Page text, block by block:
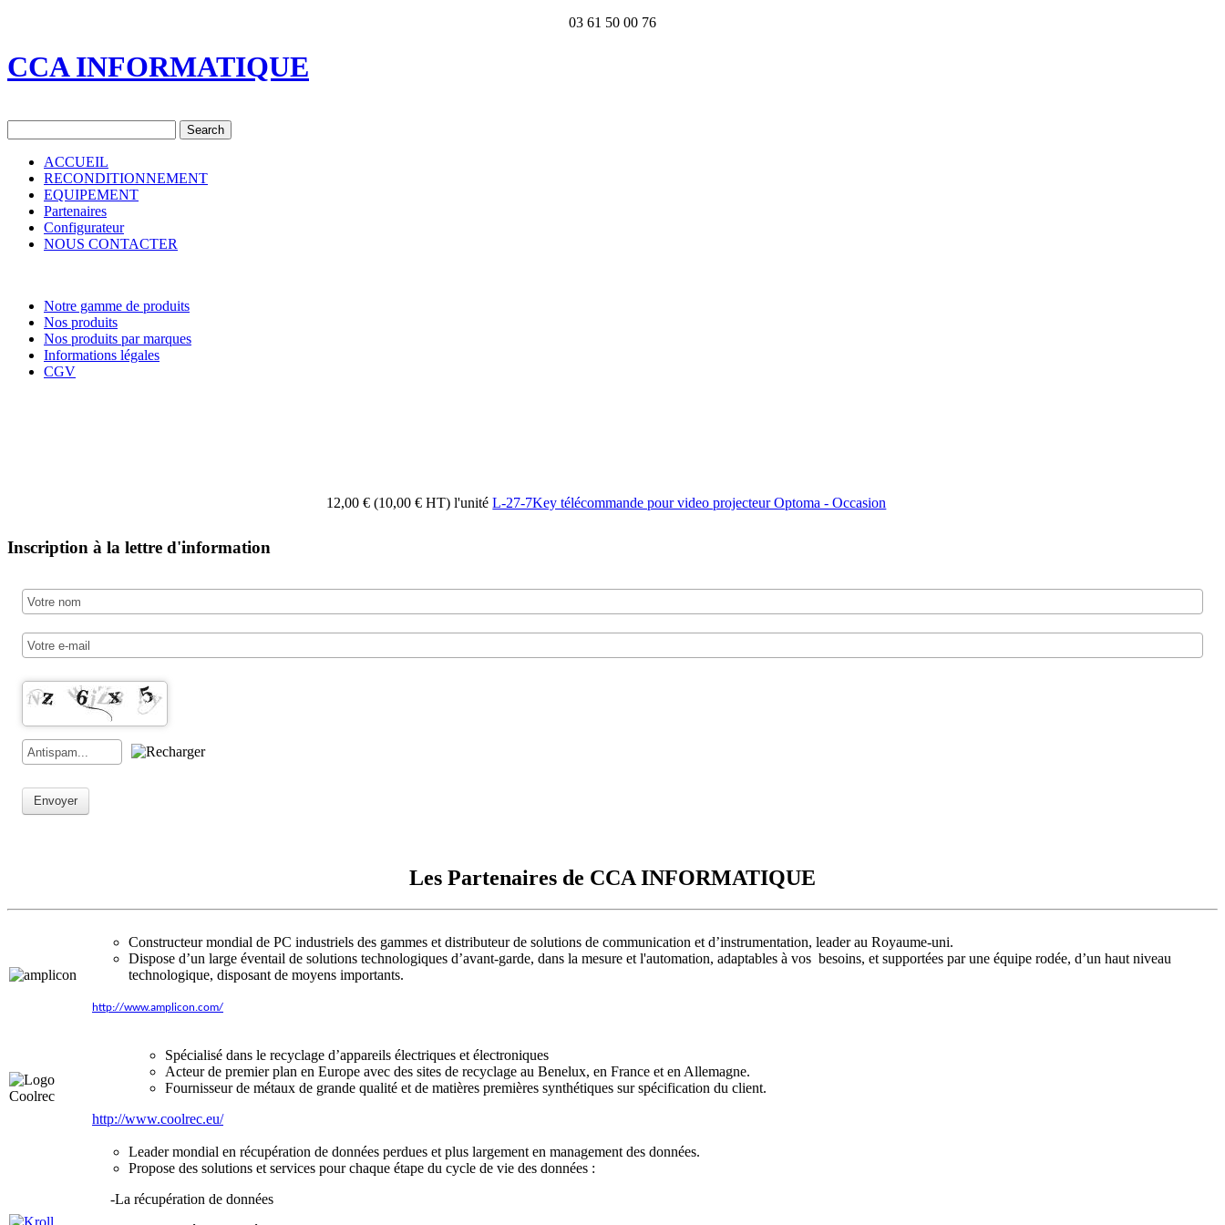
03 61 50 00 76
CCA INFORMATIQUE
ACCUEIL
RECONDITIONNEMENT
EQUIPEMENT
Partenaires
Configurateur
NOUS CONTACTER
Notre gamme de produits
Nos produits
Nos produits par marques
Informations légales
CGV
12,00 € (10,00 € HT)l'unité L-27-7Key télécommande pour video projecteur Optoma - Occasion
Inscription à la lettre d'information
Envoyer
Les Partenaires de CCA INFORMATIQUE
Constructeur mondial de PC industriels des gammes et distributeur de solutions de communication et d’instrumentation, leader au Royaume-uni.
Dispose d’un large éventail de solutions technologiques d’avant-garde, dans la mesure et l'automation, adaptables à vos besoins, et supportées par une équipe rodée, d’un haut niveau
technologique, disposant de moyens importants.
http://www.amplicon.com/
Spécialisé dans le recyclage d’appareils électriques et électroniques
Acteur de premier plan en Europe avec des sites de recyclage au Benelux, en France et en Allemagne.
Fournisseur de métaux de grande qualité et de matières premières synthétiques sur spécification du client.
http://www.coolrec.eu/
Leader mondial en récupération de données perdues et plus largement en management des données.
Propose des solutions et services pour chaque étape du cycle de vie des données :
-La récupération de données